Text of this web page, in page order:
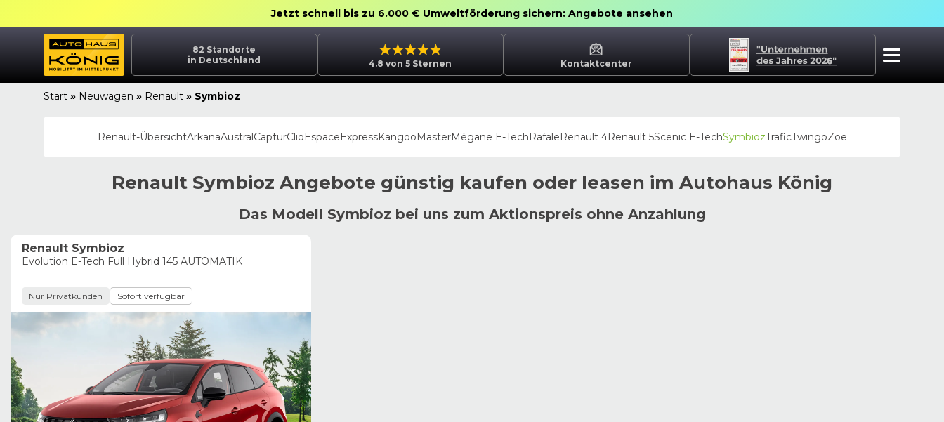
Jetzt schnell bis zu 6.000 € Umweltförderung sichern: Angebote ansehen
82 Standorte
in Deutschland
4.8 von 5 Sternen Kontaktcenter
Start » Neuwagen » Renault » Symbioz
Renault-ÜbersichtArkanaAustralCapturClioEspaceExpressKangooMasterMégane E-TechRafaleRenault 4Renault 5Scenic E-TechSymbiozTraficTwingoZoe
Renault Symbioz Angebote günstig kaufen oder leasen im Autohaus König
Das Modell Symbioz bei uns zum Aktionspreis ohne Anzahlung
Renault Symbioz
Evolution E-Tech Full Hybrid 145 AUTOMATIK
Nur Privatkunden Sofort verfügbar